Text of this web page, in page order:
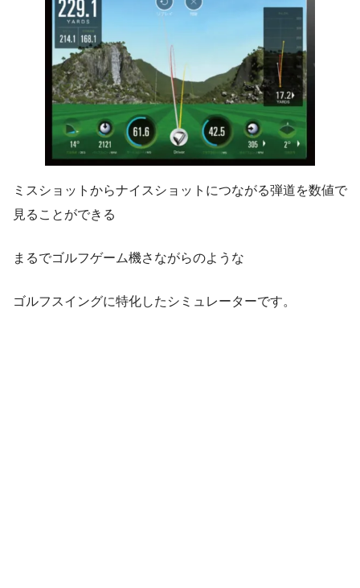
ミスショットからナイスショットにつながる弾道を数値で
見ることができる
まるでゴルフゲーム機さながらのような
ゴルフスイングに特化したシミュレーターです。